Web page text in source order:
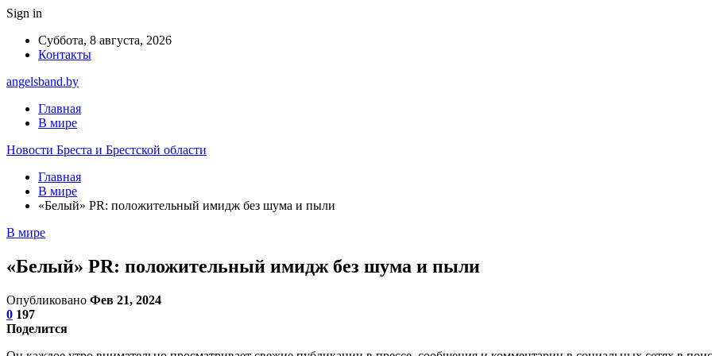
Sign in
Суббота, 8 августа, 2026
Контакты
angelsband.by
Главная
В мире
Новости Бреста и Брестской области
Главная
В мире
«Белый» PR: положительный имидж без шума и пыли
В мире
«Белый» PR: положительный имидж без шума и пыли
Опубликовано Фев 21, 2024
0 197
Поделится